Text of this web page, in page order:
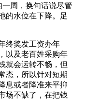
一周，换句话说尽管
的水位在下降。足
终奖发工资办年
以及老百姓采购年
就会运转不畅，但
态，所以针对短期
息或者降准来平抑
场不缺了，在把钱